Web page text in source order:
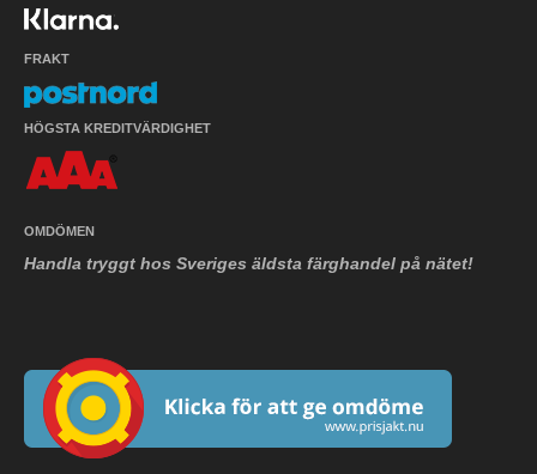
FRAKT
HÖGSTA KREDITVÄRDIGHET
OMDÖMEN
Handla tryggt hos Sveriges äldsta färghandel på nätet!